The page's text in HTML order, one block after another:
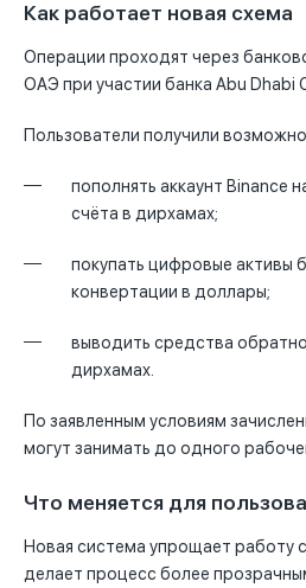
Как работает новая схема
Операции проходят через
ОАЭ при участии банка Abu Dhabi
Пользователи получили
пополнять аккаунт Binance
счёта в дирхамах;
покупать цифровые активы
конвертации в доллары;
выводить средства
дирхамах.
По заявленным условиям
могут занимать до одного
Что меняется для
Новая система упрощает работу
делает процесс более